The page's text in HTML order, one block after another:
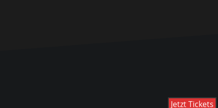
Jetzt Tickets